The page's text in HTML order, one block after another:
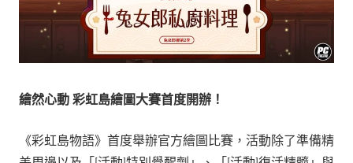
繪然心動 彩虹島繪圖大賽首度開辦！
《彩虹島物語》首度舉辦官方繪圖比賽，活動除了準備精